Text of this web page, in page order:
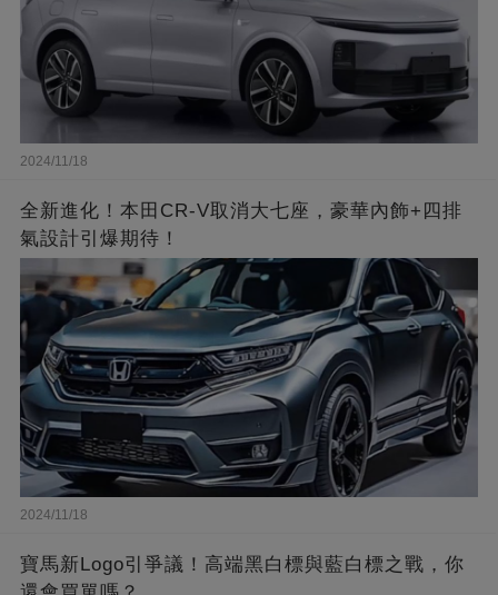
2024/11/18
全新進化！本田CR-V取消大七座，豪華內飾+四排
氣設計引爆期待！
2024/11/18
寶馬新Logo引爭議！高端黑白標與藍白標之戰，你